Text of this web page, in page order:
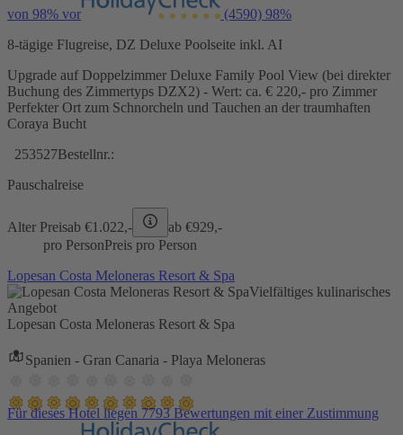
von 98% vor (4590) 98%
8-tägige Flugreise, DZ Deluxe Poolseite inkl. AI
Upgrade auf Doppelzimmer Deluxe Family Pool View (bei direkter
Buchung des Zimmertyps DZX2) - Wert: ca. € 220,- pro Zimmer
Perfekter Ort zum Schnorcheln und Tauchen an der traumhaften
Coraya Bucht
253527Bestellnr.:
Pauschalreise
Alter Preisab €1.022,- ab €929,-
pro PersonPreis pro Person
Lopesan Costa Meloneras Resort & Spa
Vielfältiges kulinarisches
Angebot
Lopesan Costa Meloneras Resort & Spa
Spanien - Gran Canaria - Playa Meloneras
Für dieses Hotel liegen 7793 Bewertungen mit einer Zustimmung